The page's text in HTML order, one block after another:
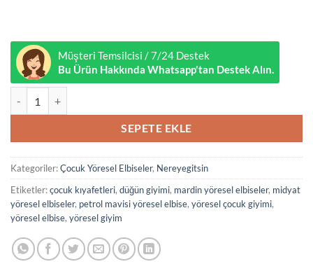
Müşteri Temsilcisi / 7/24 Destek
Bu Ürün Hakkında Whatsapp'tan Destek Alın.
SEPETE EKLE
Kategoriler:Çocuk Yöresel Elbiseler, Nereyegitsin
Etiketler:çocuk kıyafetleri, düğün giyimi, mardin yöresel elbiseler, midyat
yöresel elbiseler, petrol mavisi yöresel elbise, yöresel çocuk giyimi,
yöresel elbise, yöresel giyim